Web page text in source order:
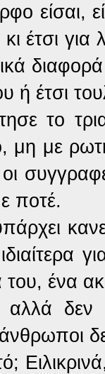
είσαι,
κι έτσι
ή έτσι
το
μη με
ποτέ.
ένα
δεν
άνθρωποι